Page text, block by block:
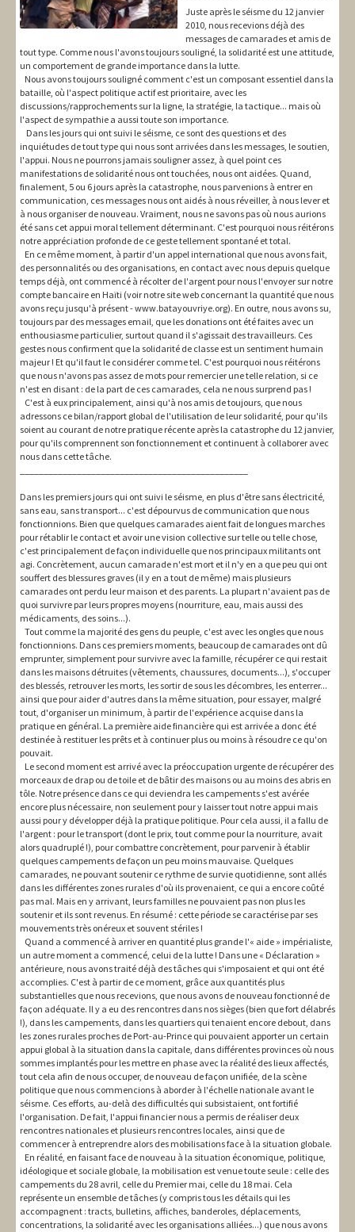
Social
Juste après le séisme du 12 janvier
2010, nous recevions déjà des
messages de camarades et amis de
tout type. Comme nous l'avons toujours souligné, la solidarité est une attitude,
un comportement de grande importance dans la lutte.
Nous avons toujours souligné comment c'est un composant essentiel dans la
bataille, où l'aspect politique actif est prioritaire, avec les
discussions/rapprochements sur la ligne, la stratégie, la tactique... mais où
l'aspect de sympathie a aussi toute son importance.
Dans les jours qui ont suivi le séisme, ce sont des questions et des
inquiétudes de tout type qui nous sont arrivées dans les messages, le soutien,
l'appui. Nous ne pourrons jamais souligner assez, à quel point ces
manifestations de solidarité nous ont touchées, nous ont aidées. Quand,
finalement, 5 ou 6 jours après la catastrophe, nous parvenions à entrer en
communication, ces messages nous ont aidés à nous réveiller, à nous lever et
à nous organiser de nouveau. Vraiment, nous ne savons pas où nous aurions
été sans cet appui moral tellement déterminant. C'est pourquoi nous réitérons
notre appréciation profonde de ce geste tellement spontané et total.
En ce même moment, à partir d'un appel international que nous avons fait,
des personnalités ou des organisations, en contact avec nous depuis quelque
temps déjà, ont commencé à récolter de l'argent pour nous l'envoyer sur notre
compte bancaire en Haïti (voir notre site web concernant la quantité que nous
avons reçu jusqu'à présent - www.batayouvriye.org). En outre, nous avons su,
toujours par des messages email, que les donations ont été faites avec un
enthousiasme particulier, surtout quand il s'agissait des travailleurs. Ces
gestes nous confirment que la solidarité de classe est un sentiment humain
majeur ! Et qu'il faut le considérer comme tel. C'est pourquoi nous réitérons
que nous n'avons pas assez de mots pour remercier une telle relation, si ce
n'est en disant : de la part de ces camarades, cela ne nous surprend pas !
C'est à eux principalement, ainsi qu'à nos amis de toujours, que nous
adressons ce bilan/rapport global de l'utilisation de leur solidarité, pour qu'ils
soient au courant de notre pratique récente après la catastrophe du 12 janvier,
pour qu'ils comprennent son fonctionnement et continuent à collaborer avec
nous dans cette tâche.
Dans les premiers jours qui ont suivi le séisme, en plus d'être sans électricité,
sans eau, sans transport... c'est dépourvus de communication que nous
fonctionnions. Bien que quelques camarades aient fait de longues marches
pour rétablir le contact et avoir une vision collective sur telle ou telle chose,
c'est principalement de façon individuelle que nos principaux militants ont
agi. Concrètement, aucun camarade n'est mort et il n'y en a que peu qui ont
souffert des blessures graves (il y en a tout de même) mais plusieurs
camarades ont perdu leur maison et des parents. La plupart n'avaient pas de
quoi survivre par leurs propres moyens (nourriture, eau, mais aussi des
médicaments, des soins...).
Tout comme la majorité des gens du peuple, c'est avec les ongles que nous
fonctionnions. Dans ces premiers moments, beaucoup de camarades ont dû
emprunter, simplement pour survivre avec la famille, récupérer ce qui restait
dans les maisons détruites (vêtements, chaussures, documents...), s'occuper
des blessés, retrouver les morts, les sortir de sous les décombres, les enterrer...
ainsi que pour aider d'autres dans la même situation, pour essayer, malgré
tout, d'organiser un minimum, à partir de l'expérience acquise dans la
pratique en général. La première aide financière qui est arrivée a donc été
destinée à restituer les prêts et à continuer plus ou moins à résoudre ce qu'on
pouvait.
Le second moment est arrivé avec la préoccupation urgente de récupérer des
morceaux de drap ou de toile et de bâtir des maisons ou au moins des abris en
tôle. Notre présence dans ce qui deviendra les campements s'est avérée
encore plus nécessaire, non seulement pour y laisser tout notre appui mais
aussi pour y développer déjà la pratique politique. Pour cela aussi, il a fallu de
l'argent : pour le transport (dont le prix, tout comme pour la nourriture, avait
alors quadruplé !), pour combattre concrètement, pour parvenir à établir
quelques campements de façon un peu moins mauvaise. Quelques
camarades, ne pouvant soutenir ce rythme de survie quotidienne, sont allés
dans les différentes zones rurales d'où ils provenaient, ce qui a encore coûté
pas mal. Mais en y arrivant, leurs familles ne pouvaient pas non plus les
soutenir et ils sont revenus. En résumé : cette période se caractérise par ses
mouvements très onéreux et souvent stériles !
Quand a commencé à arriver en quantité plus grande l'« aide » impérialiste,
un autre moment a commencé, celui de la lutte ! Dans une « Déclaration »
antérieure, nous avons traité déjà des tâches qui s'imposaient et qui ont été
accomplies. C'est à partir de ce moment, grâce aux quantités plus
substantielles que nous recevions, que nous avons de nouveau fonctionné de
façon adéquate. Il y a eu des rencontres dans nos sièges (bien que fort délabrés
!), dans les campements, dans les quartiers qui tenaient encore debout, dans
les zones rurales proches de Port-au-Prince qui pouvaient apporter un certain
appui global à la situation dans la capitale, dans différentes provinces où nous
sommes implantés pour les mettre en phase avec la réalité des lieux affectés,
tout cela afin de nous occuper, de nouveau de façon unifiée, de la scène
politique que nous commencions à aborder à l'échelle nationale avant le
séisme. Ces efforts, au-delà des difficultés qui subsistaient, ont fortifié
l'organisation. De fait, l'appui financier nous a permis de réaliser deux
rencontres nationales et plusieurs rencontres locales, ainsi que de
commencer à entreprendre alors des mobilisations face à la situation globale.
En réalité, en faisant face de nouveau à la situation économique, politique,
idéologique et sociale globale, la mobilisation est venue toute seule : celle des
campements du 28 avril, celle du Premier mai, celle du 18 mai. Cela
représente un ensemble de tâches (y compris tous les détails qui les
accompagnent : tracts, bulletins, affiches, banderoles, déplacements,
concentrations, la solidarité avec les organisations alliées...) que nous avons